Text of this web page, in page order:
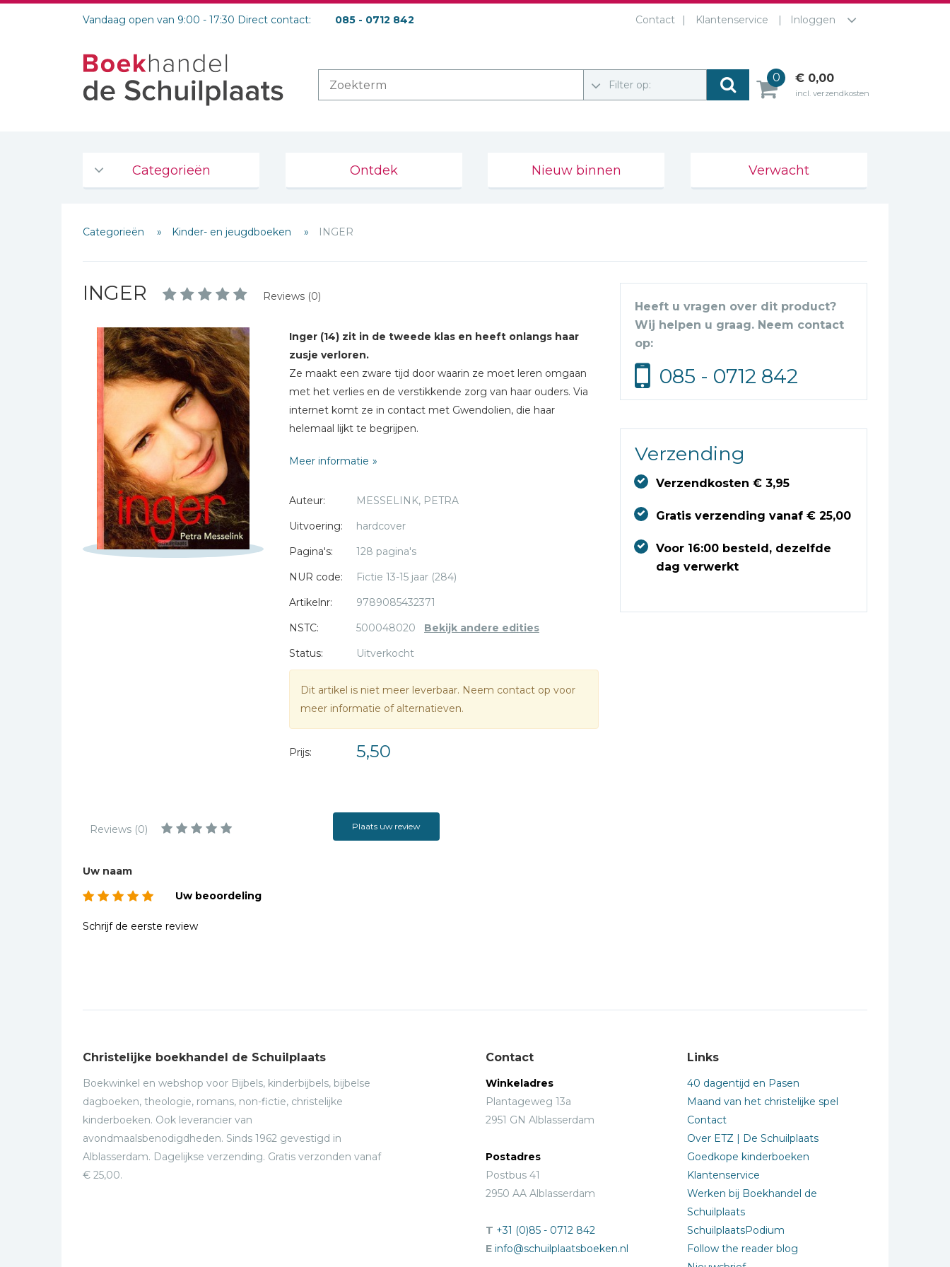
Vandaag open van 9:00 - 17:30 Direct contact: 085 - 0712 842 Contact Klantenservice Inloggen
Filter op:
0 € 0,00
incl. verzendkosten
Categorieën
De Bijbel
Bijbelse Dagboeken 2026
Bijbelstudie groepen
Bibles Foreign
Languages
Bijbelstudie
Geloof, duurzaamheid
en mileu
Benodigdheden voor
kerken
Christelijke spellen
Christelijke stripboeken
Eten en koken
Evangelisatiemateriaal
Geschiedenis
gidsen
Wenskaarten
Ontdek Nieuw binnen Verwacht
Categorieën Kinder- en jeugdboeken INGER
INGER Reviews (0)
Inger (14) zit in de tweede klas en heeft onlangs haar
zusje verloren.
Ze maakt een zware tijd door waarin ze moet leren omgaan
met het verlies en de verstikkende zorg van haar ouders. Via
internet komt ze in contact met Gwendolien, die haar
helemaal lijkt te begrijpen.
Meer informatie
Auteur:
MESSELINK, PETRA
Uitvoering:
hardcover
Pagina's:
128 pagina's
NUR code:
Fictie 13-15 jaar (284)
Artikelnr:
9789085432371
NSTC:
500048020 Bekijk andere edities
Status:
Uitverkocht
Dit artikel is niet meer leverbaar. Neem contact op voor
meer informatie of alternatieven.
Prijs: 5,50
Heeft u vragen over dit product?
Wij helpen u graag. Neem contact
op:
085 - 0712 842
Verzending
Verzendkosten € 3,95
Gratis verzending vanaf € 25,00
Voor 16:00 besteld, dezelfde
dag verwerkt
Reviews (0) Plaats uw review
Schrijf hieronder je review!
Sterren
Naam *
E-mail *
Titel *
Bericht *
Uw naam
Uw beoordeling
Schrijf de eerste review
Christelijke boekhandel de Schuilplaats
Boekwinkel en webshop voor Bijbels, kinderbijbels, bijbelse
dagboeken, theologie, romans, non-fictie, christelijke
kinderboeken. Ook leverancier van
avondmaalsbenodigdheden. Sinds 1962 gevestigd in
Alblasserdam. Dagelijkse verzending. Gratis verzonden vanaf
€ 25,00.
Contact
Winkeladres
Plantageweg 13a
2951 GN Alblasserdam
Postadres
Postbus 41
2950 AA Alblasserdam
T +31 (0)85 - 0712 842
E info@schuilplaatsboeken.nl
Links
40 dagentijd en Pasen
Maand van het christelijke spel
Contact
Over ETZ | De Schuilplaats
Goedkope kinderboeken
Klantenservice
Werken bij Boekhandel de
Schuilplaats
SchuilplaatsPodium
Follow the reader blog